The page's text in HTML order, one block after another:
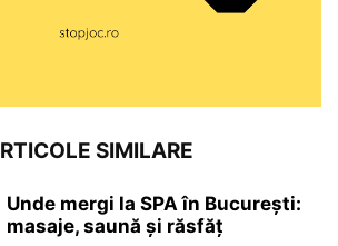
SIMILARE
Unde mergi la SPA în București:
masaje, saună și răsfăț